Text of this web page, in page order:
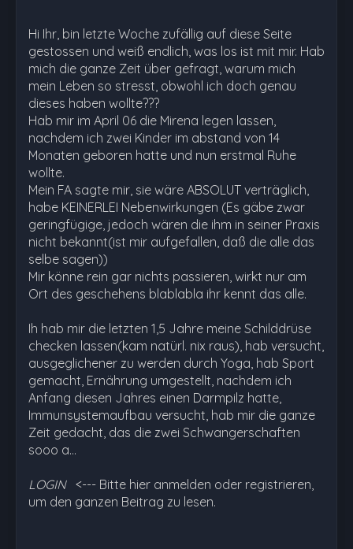
Hi Ihr, bin letzte Woche zufällig auf diese Seite
gestossen und weiß endlich, was los ist mit mir. Hab
mich die ganze Zeit über gefragt, warum mich
mein Leben so stresst, obwohl ich doch genau
dieses haben wollte???
Hab mir im April 06 die Mirena legen lassen,
nachdem ich zwei Kinder im abstand von 14
Monaten geboren hatte und nun erstmal Ruhe
wollte.
Mein FA sagte mir, sie wäre ABSOLUT verträglich,
habe KEINERLEI Nebenwirkungen (Es gäbe zwar
geringfügige, jedoch wären die ihm in seiner Praxis
nicht bekannt(ist mir aufgefallen, daß die alle das
selbe sagen))
Mir könne rein gar nichts passieren, wirkt nur am
Ort des geschehens blablabla ihr kennt das alle.
Ih hab mir die letzten 1,5 Jahre meine Schilddrüse
checken lassen(kam natürl. nix raus), hab versucht,
ausgeglichener zu werden durch Yoga, hab Sport
gemacht, Ernährung umgestellt, nachdem ich
Anfang diesen Jahres einen Darmpilz hatte,
Immunsystemaufbau versucht, hab mir die ganze
Zeit gedacht, das die zwei Schwangerschaften
sooo a…
LOGIN <--- Bitte hier anmelden oder registrieren,
um den ganzen Beitrag zu lesen.